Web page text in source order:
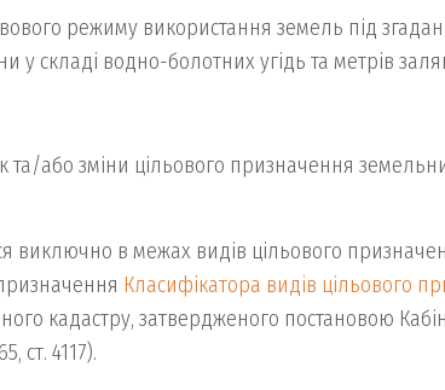
режиму використання земель під
складі водно-болотних угідь та метрів
або зміни цільового призначення
виключно в межах видів цільового
призначення Класифікатора видів цільового
кадастру, затвердженого постановою
ст. 4117).